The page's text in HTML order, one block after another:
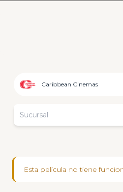
Caribbean Cinemas
Sucursal
Esta película no tiene